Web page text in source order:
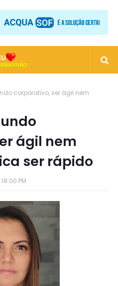
corporativo, ser ágil nem
ágil nem
ser rápido
PM